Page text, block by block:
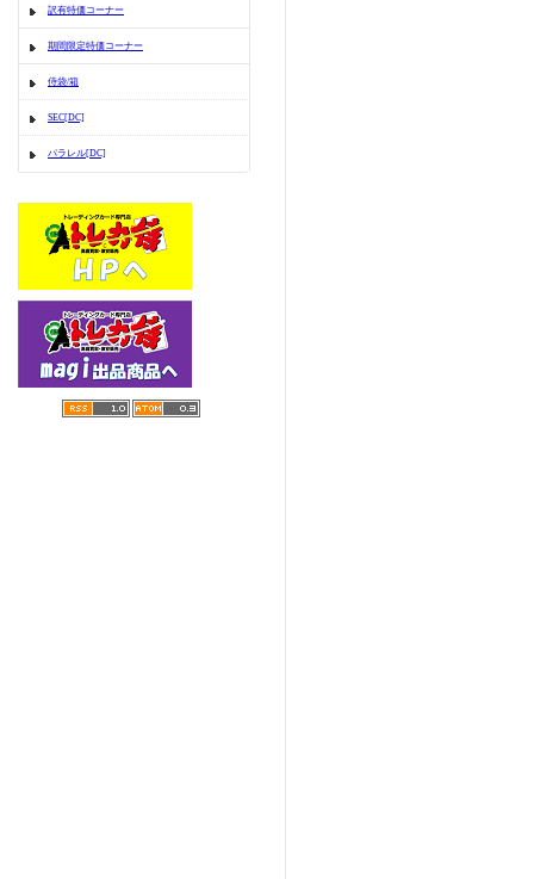
訳有特価コーナー
期間限定特価コーナー
侍袋/箱
SEC[DC]
パラレル[DC]